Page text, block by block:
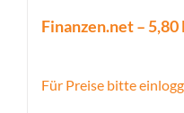
Finanzen.net –
Für Preise bitte